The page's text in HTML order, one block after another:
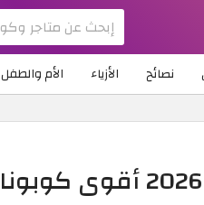
نصائح الأزياء الأم والطفل